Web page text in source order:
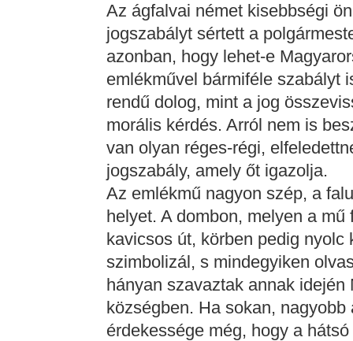
Az ágfalvai német kisebbségi
jogszabályt sértett a
azonban, hogy lehet-e
emlékművel bármiféle szabályt
rendű dolog, mint a jog
morális kérdés. Arról nem is
van olyan réges-régi,
jogszabály, amely őt igazolja.
Az emlékmű nagyon szép, a
helyet. A dombon, melyen a
kavicsos út, körben pedig nyolc
szimbolizál, s mindegyiken
hányan szavaztak annak
községben. Ha sokan,
érdekessége még, hogy a